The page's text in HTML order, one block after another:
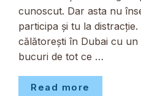
cunoscut. Dar asta nu
participa și tu la distracție.
călătorești în Dubai cu un
bucuri de tot ce …
Read more